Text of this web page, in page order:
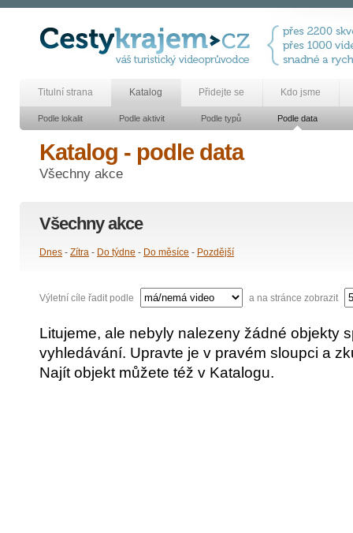
Titulní strana Katalog Přidejte se Kdo jsme
Podle lokalit Podle aktivit Podle typů Podle data
Katalog - podle data
Všechny akce
Všechny akce
Dnes - Zítra - Do týdne - Do měsíce - Pozdější
Výletní cíle řadit podle a na stránce zobrazit
Litujeme, ale nebyly nalezeny žádné objekty
vyhledávání. Upravte je v pravém sloupci a
Najít objekt můžete též v Katalogu.